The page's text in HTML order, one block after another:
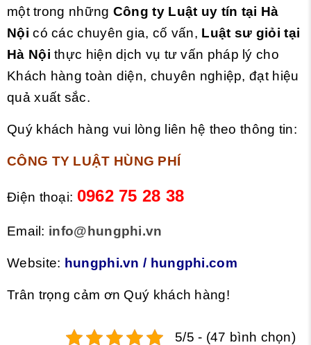
một trong những Công ty Luật uy tín tại Hà
Nội có các chuyên gia, cố vấn, Luật sư giỏi tại
Hà Nội thực hiện dịch vụ tư vấn pháp lý cho
Khách hàng toàn diện, chuyên nghiệp, đạt hiệu
quả xuất sắc.
Quý khách hàng vui lòng liên hệ theo thông tin:
CÔNG TY LUẬT HÙNG PHÍ
Điện thoại: 0962 75 28 38
Email: info@hungphi.vn
Website: hungphi.vn / hungphi.com
Trân trọng cảm ơn Quý khách hàng!
5/5 - (47 bình chọn)